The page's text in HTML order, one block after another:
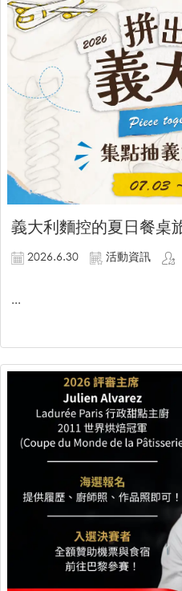
義大利麵控的夏日餐桌
2026.6.30 活動資訊
...